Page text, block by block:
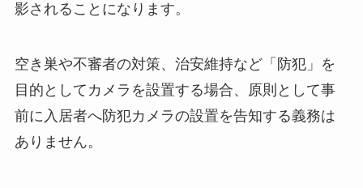
影されることになります。
空き巣や不審者の対策、治安維持など「防犯」を
目的としてカメラを設置する場合、原則として事
前に入居者へ防犯カメラの設置を告知する義務は
ありません。